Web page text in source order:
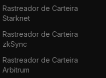
Rastreador de Carteira
Starknet
Rastreador de Carteira
zkSync
Rastreador de Carteira
Arbitrum